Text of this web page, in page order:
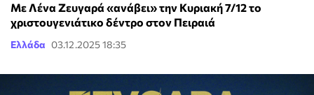
Με Λένα Ζευγαρά «ανάβει» την Κυριακή 7/12 το
χριστουγενιάτικο δέντρο στον Πειραιά
Ελλάδα 03.12.2025 18:35